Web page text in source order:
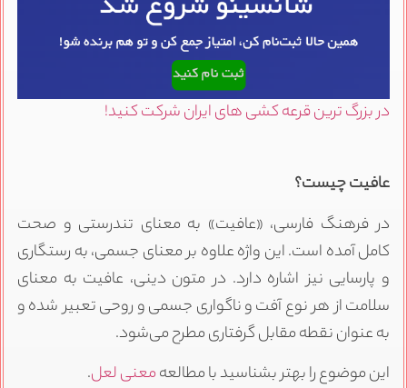
در بزرگ ترین قرعه کشی های ایران شرکت کنید!
عافیت چیست؟
در فرهنگ فارسی، «عافیت» به معنای تندرستی و صحت
کامل آمده است. این واژه علاوه بر معنای جسمی، به رستگاری
و پارسایی نیز اشاره دارد. در متون دینی، عافیت به معنای
سلامت از هر نوع آفت و ناگواری جسمی و روحی تعبیر شده و
به عنوان نقطه مقابل گرفتاری مطرح می‌شود.
این موضوع را بهتر بشناسید با مطالعهمعنی لعل.